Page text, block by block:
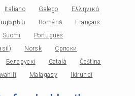
Italiano Galego
Ελληνικά
Română
Français
Suomi
Portugues
Norsk
Српски
Беларускі Català
Čeština
Malagasy Ikirundi